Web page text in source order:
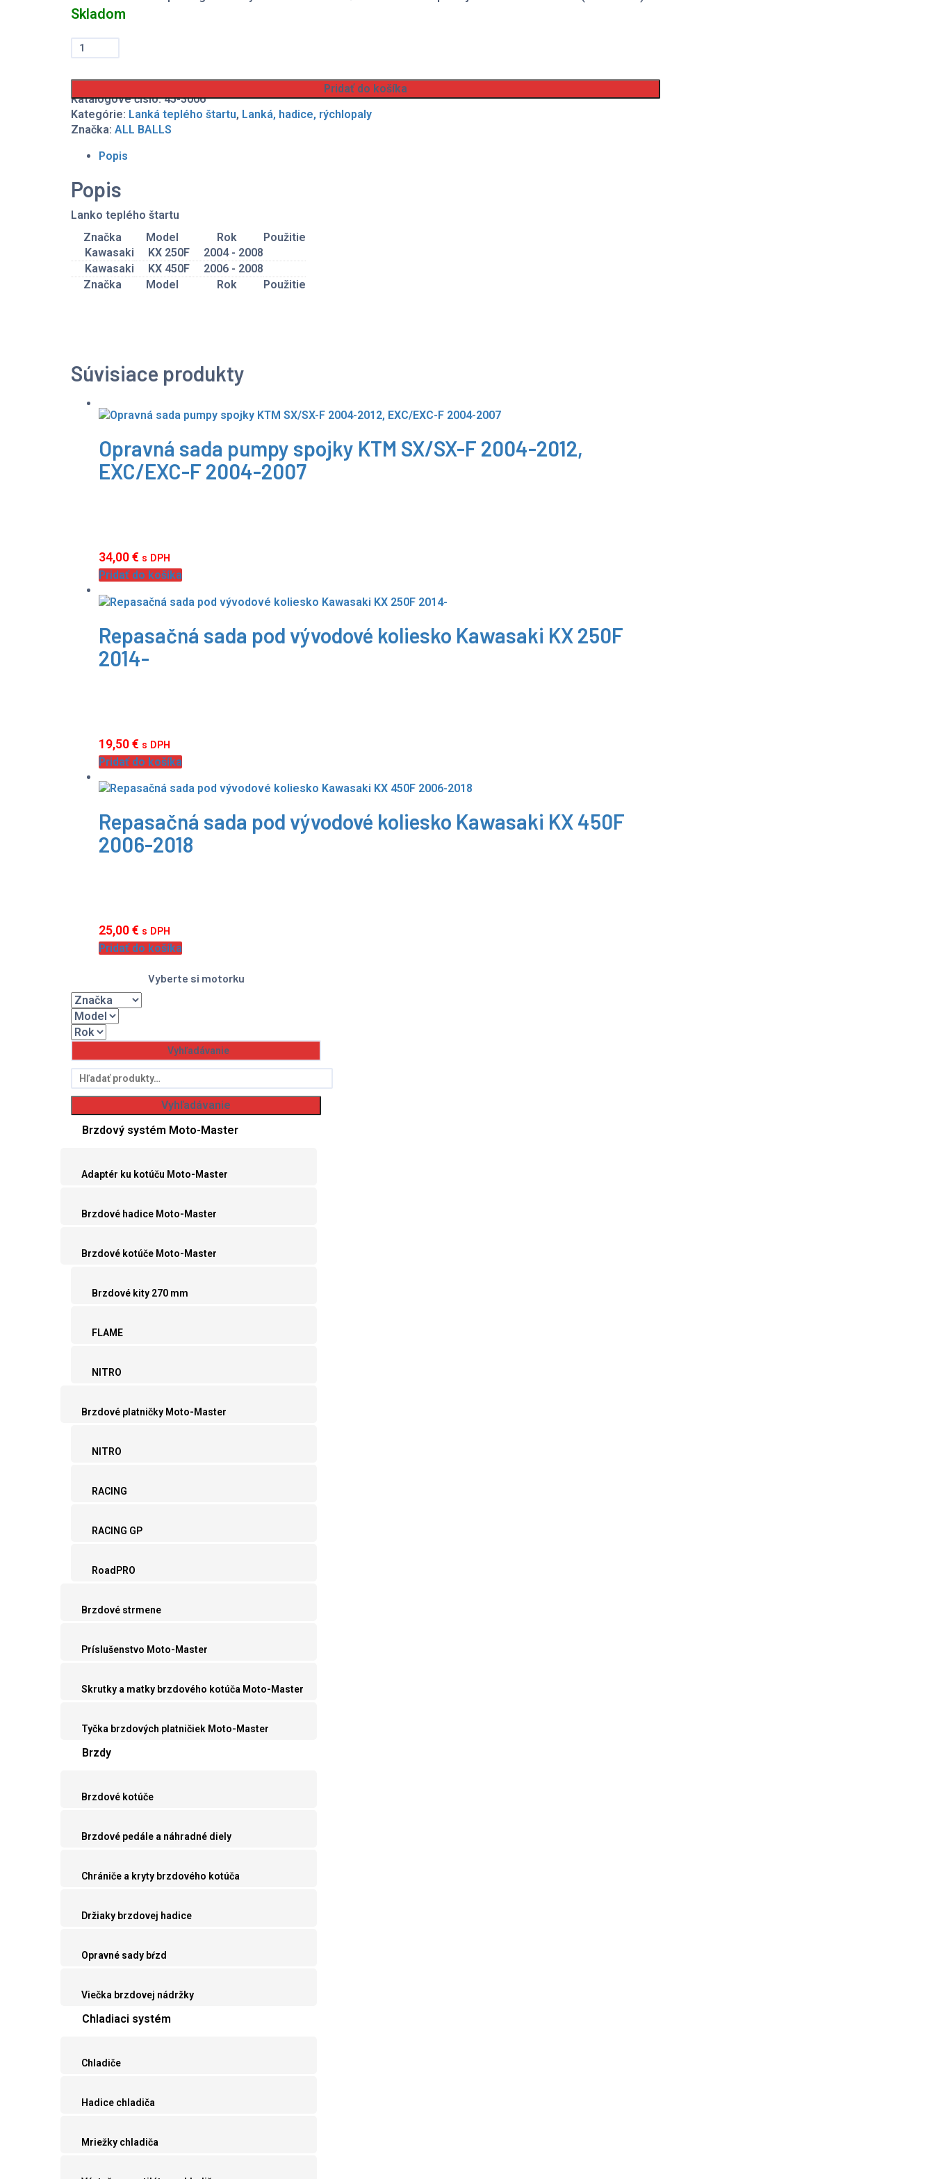
Skladom
Lanko
teplého
štartu
Pridať do košíka
Katalógové číslo:45-3006
Kategórie: Lanká teplého štartu, Lanká, hadice, rýchlopaly
Značka: ALL BALLS
Popis
Popis
Lanko teplého štartu
Značka
Model Rok Použitie
Značka Model Rok Použitie
Kawasaki KX 250F
2004 - 2008
Kawasaki
KX 450F 2006 - 2008
Súvisiace produkty
Opravná sada pumpy spojky KTM SX/SX-F 2004-2012,
EXC/EXC-F 2004-2007
34,00€ s DPH
Pridať do košíka
Repasačná sada pod vývodové koliesko Kawasaki KX 250F
2014-
19,50€ s DPH
Pridať do košíka
Repasačná sada pod vývodové koliesko Kawasaki KX 450F
2006-2018
25,00€ s DPH
Pridať do košíka
Vyberte si motorku
Hľadať:
Vyhľadávanie
Brzdový systém Moto-Master
Adaptér ku kotúču Moto-Master
Brzdové hadice Moto-Master
Brzdové kotúče Moto-Master
Brzdové kity 270 mm
FLAME
NITRO
Brzdové platničky Moto-Master
NITRO
RACING
RACING GP
RoadPRO
Brzdové strmene
Príslušenstvo Moto-Master
Skrutky a matky brzdového kotúča Moto-Master
Tyčka brzdových platničiek Moto-Master
Brzdy
Brzdové kotúče
Brzdové pedále a náhradné diely
Chrániče a kryty brzdového kotúča
Držiaky brzdovej hadice
Opravné sady bŕzd
Viečka brzdovej nádržky
Chladiaci systém
Chladiče
Hadice chladiča
Mriežky chladiča